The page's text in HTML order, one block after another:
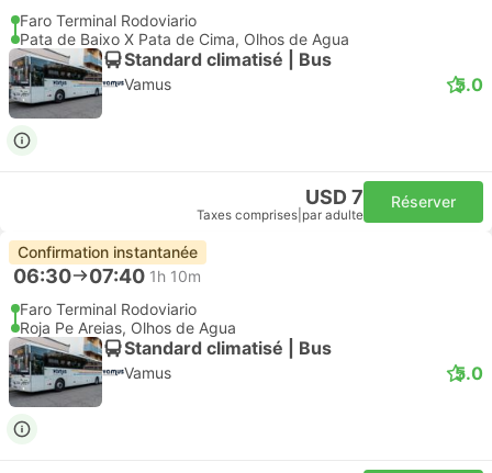
Faro Terminal Rodoviario
Pata de Baixo X Pata de Cima, Olhos de Agua
Standard climatisé | Bus
Vamus 5.0
USD 7
Taxes comprises par adulte
Réserver
Confirmation instantanée
06:30 07:40 1h 10m
Faro Terminal Rodoviario
Roja Pe Areias, Olhos de Agua
Standard climatisé | Bus
Vamus 5.0